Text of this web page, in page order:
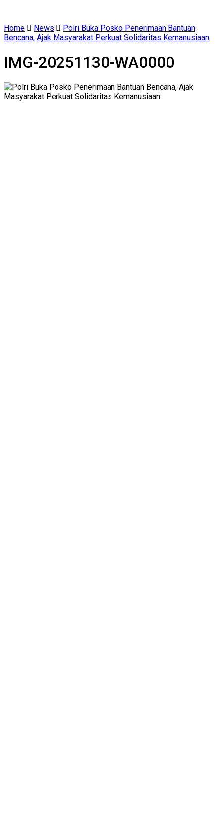
Home News
Polri Buka Posko Penerimaan Bantuan
Bencana, Ajak Masyarakat Perkuat Solidaritas Kemanusiaan
IMG-20251130-WA0000